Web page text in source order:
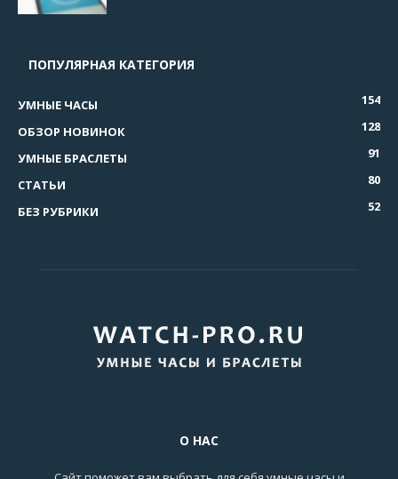
ПОПУЛЯРНАЯ КАТЕГОРИЯ
УМНЫЕ ЧАСЫ
154
ОБЗОР НОВИНОК
128
УМНЫЕ БРАСЛЕТЫ
91
СТАТЬИ
80
БЕЗ РУБРИКИ
52
О НАС